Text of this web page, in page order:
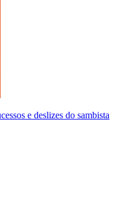
e deslizes do sambista